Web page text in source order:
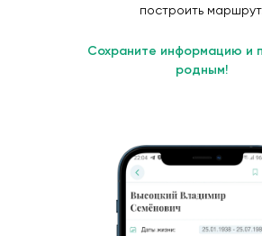
построить маршрут.
Сохраните информацию и
родным!